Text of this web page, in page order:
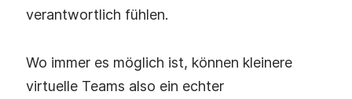
verantwortlich fühlen.
Wo immer es möglich ist, können kleinere
virtuelle Teams also ein echter